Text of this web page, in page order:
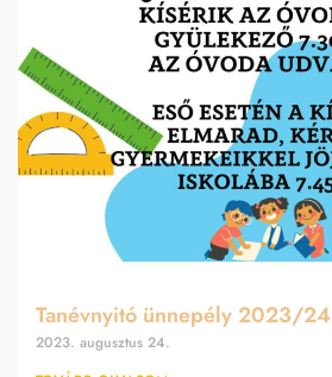
Tanévnyitó ünnepély 2023/24
2023. augusztus 24.